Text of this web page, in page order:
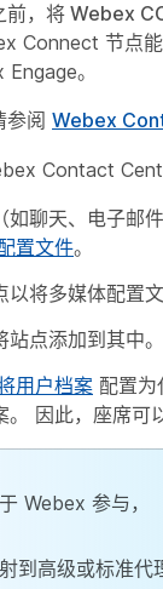
前，将 Webex
Connect 节点
。
参阅 Webex
Contact
如聊天、电子邮
置文件。
以将多媒体配置
站点添加到其中
用户档案 配置为
。 因此，座席可
Webex 参与，
到高级或标准代